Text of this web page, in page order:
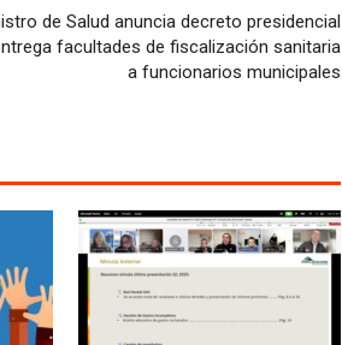
de Salud anuncia decreto presidencial
facultades de fiscalización sanitaria
a funcionarios municipales